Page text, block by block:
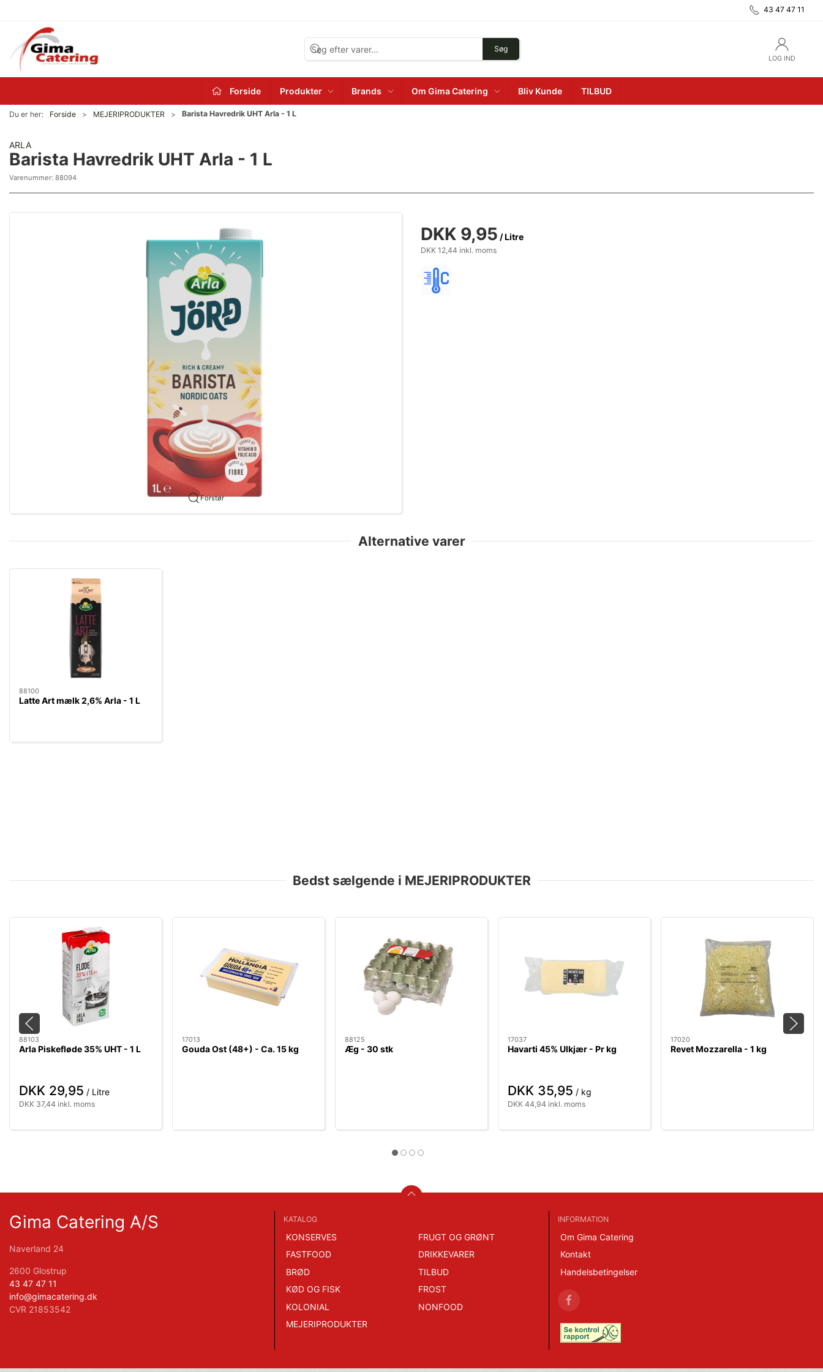
43 47 47 11
Søg
LOG IND
Forside Produkter Brands Om Gima Catering Bliv Kunde TILBUD
Du er her: Forside MEJERIPRODUKTER Barista Havredrik UHT Arla - 1 L
ARLA
Barista Havredrik UHT Arla - 1 L
Varenummer: 88094
Forstør
DKK 9,95 / Litre
DKK 12,44 inkl. moms
Alternative varer
88100
Latte Art mælk 2,6% Arla - 1 L
Bedst sælgende i MEJERIPRODUKTER
88103
Arla Piskefløde 35% UHT - 1 L
DKK 29,95 / Litre
DKK 37,44 inkl. moms
17013
Gouda Ost (48+) - Ca. 15 kg
88125
Æg - 30 stk
17037
Havarti 45% Ulkjær - Pr kg
DKK 35,95 / kg
DKK 44,94 inkl. moms
17020
Revet Mozzarella - 1 kg
Gima Catering A/S
Naverland 24
2600 Glostrup
43 47 47 11
info@gimacatering.dk
CVR 21853542
KATALOG
KONSERVES
FASTFOOD
BRØD
KØD OG FISK
KOLONIAL
MEJERIPRODUKTER
FRUGT OG GRØNT
DRIKKEVARER
TILBUD
FROST
NONFOOD
INFORMATION
Om Gima Catering
Kontakt
Handelsbetingelser